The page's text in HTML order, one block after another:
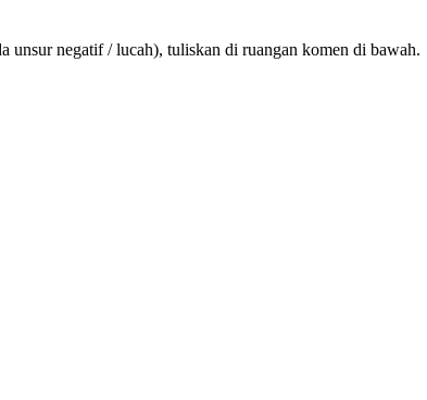
unsur negatif / lucah), tuliskan di ruangan komen di bawah.